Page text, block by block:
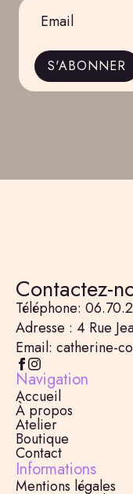
*
S'ABONNER
Contactez-
Téléphone:
Adresse : 4 Rue
Email: catherine-
Navigation
Accueil
À propos
Atelier
Boutique
Contact
Informations
Mentions légales